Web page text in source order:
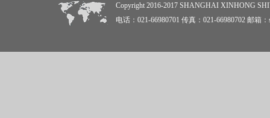
Copyright 2016-2017 SHANGHAI XINHONG
电话：021-66980701 传真：021-66980702 邮箱：